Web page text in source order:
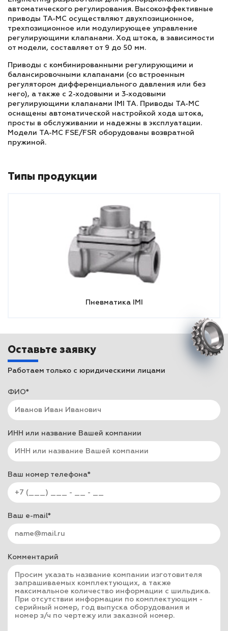
автоматического регулирования. Высокоэффективные
приводы TA-MC осуществляют двухпозиционное,
трехпозиционное или модулирующее управление
регулирующими клапанами. Ход штока, в зависимости
от модели, составляет от 9 до 50 мм.
Приводы с комбинированными регулирующими и
балансировочными клапанами (со встроенным
регулятором дифференциального давления или без
него), а также с 2-ходовыми и 3-ходовыми
регулирующими клапанами IMI TA. Приводы TA-MC
оснащены автоматической настройкой хода штока,
просты в обслуживании и надежны в эксплуатации.
Модели TA-MC FSE/FSR оборудованы возвратной
пружиной.
Типы продукции
Пневматика IMI
Оставьте заявку
Работаем только с юридическими лицами
ФИО*
ИНН или название Вашей компании
Ваш номер телефона*
Ваш e-mail*
Комментарий